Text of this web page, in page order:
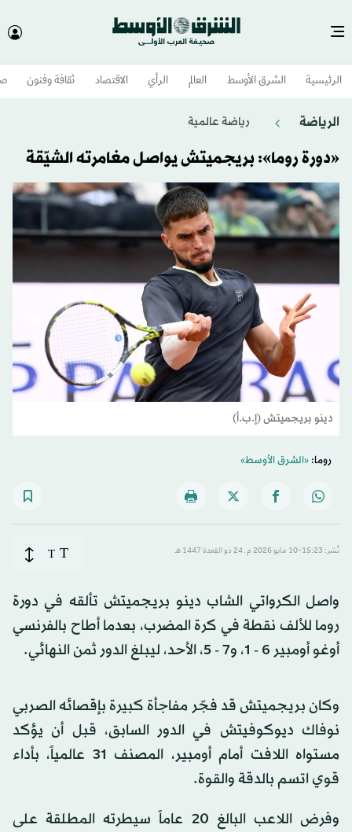
الرئيسية الشرق الأوسط​ العالم الرأي الاقتصاد ثقافة وفنون
الرياضة رياضة عالمية
«دورة روما»: بريجميتش يواصل مغامرته الشيّقة
دينو بريجميتش (إ.ب.أ)
روما:«الشرق الأوسط»
نُشر: 15:23-10 مايو 2026 م ـ 24 ذو القِعدة 1447 هـ T
T
واصل الكرواتي الشاب دينو بريجميتش تألقه في دورة
روما للألف نقطة في كرة المضرب، بعدما أطاح بالفرنسي
أوغو أومبير 6 - 1، و7 - 5، الأحد، ليبلغ الدور ثمن النهائي.
وكان بريجميتش قد فجّر مفاجأة كبيرة بإقصائه الصربي
نوفاك ديوكوفيتش في الدور السابق، قبل أن يؤكد
مستواه اللافت أمام أومبير، المصنف 31 عالمياً، بأداء
قوي اتسم بالدقة والقوة.
وفرض اللاعب البالغ 20 عاماً سيطرته المطلقة على